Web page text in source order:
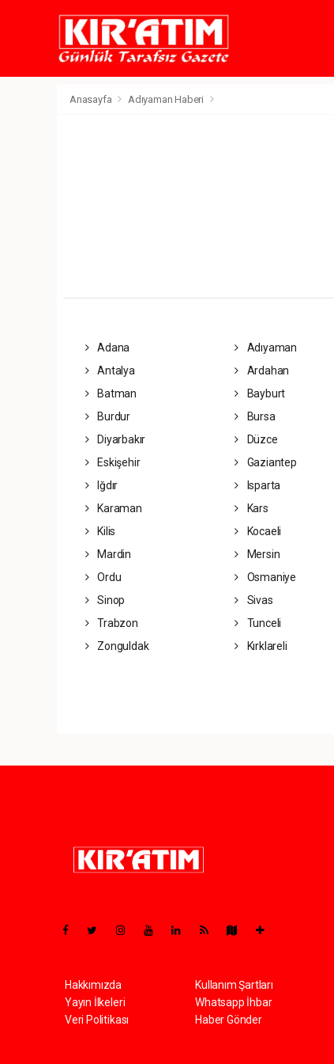
Anasayfa Adıyaman Haberi
Adana Adıyaman
Antalya
Ardahan
Batman
Bayburt
Burdur
Bursa
Diyarbakır
Düzce
Eskişehir
Gaziantep
Iğdır
Isparta
Karaman
Kars
Kilis
Kocaeli
Mardin
Mersin
Ordu
Osmaniye
Sinop
Sivas
Trabzon
Tunceli
Zonguldak
Kırklareli
Hakkımızda
Yayın İlkeleri
Veri Politikası
Kullanım Şartları
Whatsapp İhbar
Haber Gönder